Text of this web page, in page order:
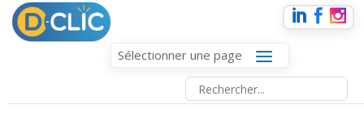
Sélectionner une page